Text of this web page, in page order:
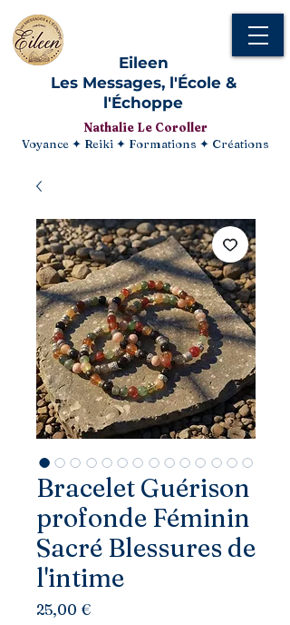
Eileen
Les Messages, l'École &
l'Échoppe
Nathalie Le Coroller
Voyance ✦ Reiki ✦ Formations ✦ Créations
Bracelet Guérison
profonde Féminin
Sacré Blessures de
l'intime
25,00 €Prix